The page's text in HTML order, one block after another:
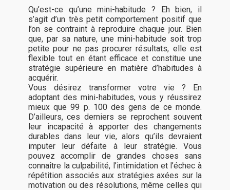
Qu’est-ce qu’une mini-habitude ? Eh bien, il
s’agit d’un très petit comportement positif que
l’on se contraint à reproduire chaque jour. Bien
que, par sa nature, une mini-habitude soit trop
petite pour ne pas procurer résultats, elle est
flexible tout en étant efficace et constitue une
stratégie supérieure en matière d’habitudes à
acquérir.
Vous désirez transformer votre vie ? En
adoptant des mini-habitudes, vous y réussirez
mieux que 99 p. 100 des gens de ce monde.
D’ailleurs, ces derniers se reprochent souvent
leur incapacité à apporter des changements
durables dans leur vie, alors qu’ils devraient
imputer leur défaite à leur stratégie. Vous
pouvez accomplir de grandes choses sans
connaître la culpabilité, l’intimidation et l’échec à
répétition associés aux stratégies axées sur la
motivation ou des résolutions, même celles qui